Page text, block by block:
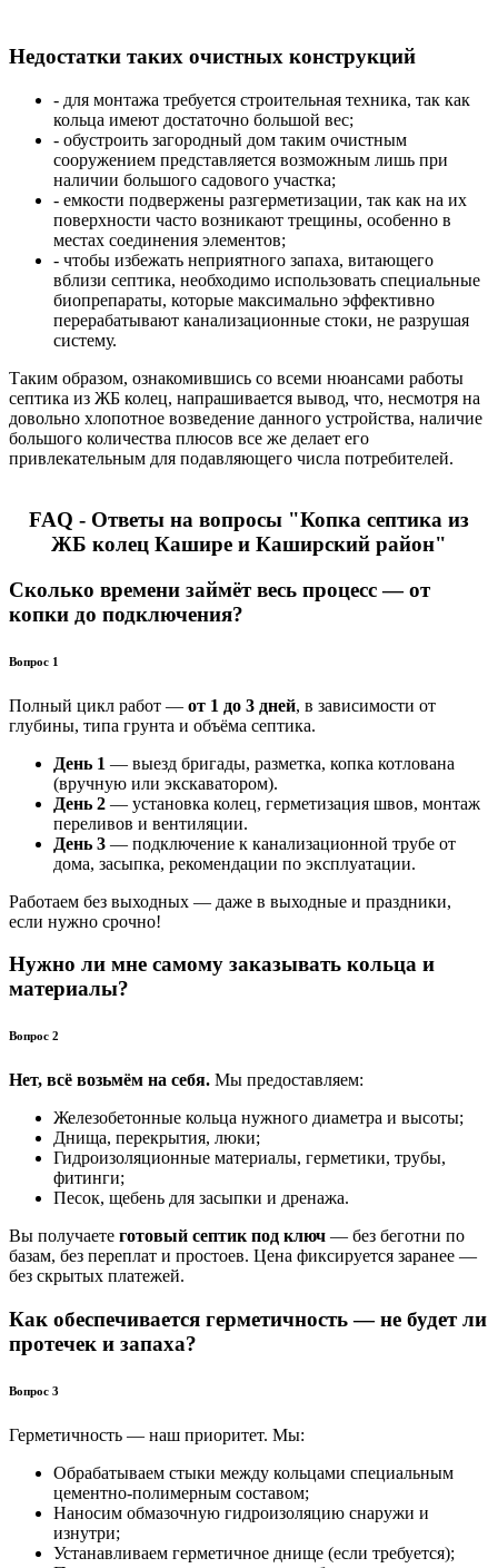
Недостатки таких очистных конструкций
- для монтажа требуется строительная техника, так как
кольца имеют достаточно большой вес;
- обустроить загородный дом таким очистным
сооружением представляется возможным лишь при
наличии большого садового участка;
- емкости подвержены разгерметизации, так как на их
поверхности часто возникают трещины, особенно в
местах соединения элементов;
- чтобы избежать неприятного запаха, витающего
вблизи септика, необходимо использовать специальные
биопрепараты, которые максимально эффективно
перерабатывают канализационные стоки, не разрушая
систему.
Таким образом, ознакомившись со всеми нюансами работы
септика из ЖБ колец, напрашивается вывод, что, несмотря на
довольно хлопотное возведение данного устройства, наличие
большого количества плюсов все же делает его
привлекательным для подавляющего числа потребителей.
FAQ - Ответы на вопросы "Копка септика из
ЖБ колец Кашире и Каширский район"
Сколько времени займёт весь процесс — от
копки до подключения?
Вопрос 1
Полный цикл работ — от 1 до 3 дней, в зависимости от
глубины, типа грунта и объёма септика.
День 1 — выезд бригады, разметка, копка котлована
(вручную или экскаватором).
День 2 — установка колец, герметизация швов, монтаж
переливов и вентиляции.
День 3 — подключение к канализационной трубе от
дома, засыпка, рекомендации по эксплуатации.
Работаем без выходных — даже в выходные и праздники,
если нужно срочно!
Нужно ли мне самому заказывать кольца и
материалы?
Вопрос 2
Нет, всё возьмём на себя. Мы предоставляем:
Железобетонные кольца нужного диаметра и высоты;
Днища, перекрытия, люки;
Гидроизоляционные материалы, герметики, трубы,
фитинги;
Песок, щебень для засыпки и дренажа.
Вы получаете готовый септик под ключ — без беготни по
базам, без переплат и простоев. Цена фиксируется заранее —
без скрытых платежей.
Как обеспечивается герметичность — не будет ли
протечек и запаха?
Вопрос 3
Герметичность — наш приоритет. Мы:
Обрабатываем стыки между кольцами специальным
цементно-полимерным составом;
Наносим обмазочную гидроизоляцию снаружи и
изнутри;
Устанавливаем герметичное днище (если требуется);